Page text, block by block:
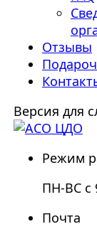
Отзывы
Версия для
Режим
ПН-ВС с
Почта